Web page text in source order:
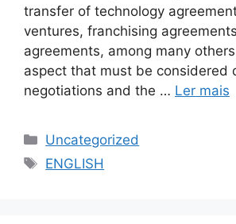
transfer of technology
ventures, franchising
agreements, among many
aspect that must be considered
negotiations and the … Ler mais
Uncategorized
ENGLISH